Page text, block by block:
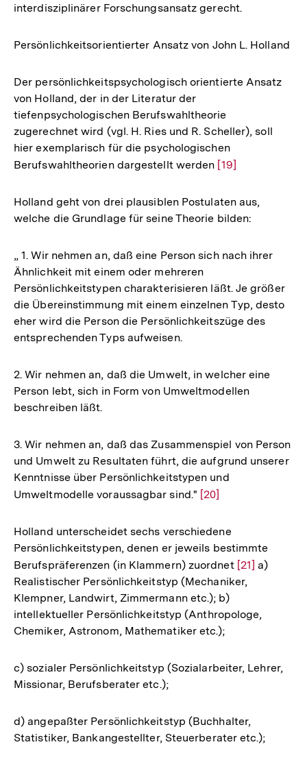
interdisziplinärer Forschungsansatz gerecht.
Persönlichkeitsorientierter Ansatz von John L. Holland
Der persönlichkeitspsychologisch orientierte Ansatz
von Holland, der in der Literatur der
tiefenpsychologischen Berufswahltheorie
zugerechnet wird (vgl. H. Ries und R. Scheller), soll
hier exemplarisch für die psychologischen
Berufswahltheorien dargestellt werden Zur
der
Fußnote
[19]
Holland geht von drei plausiblen Postulaten aus,
welche die Grundlage für seine Theorie bilden:
„ 1. Wir nehmen an, daß eine Person sich nach ihrer
Ähnlichkeit mit einem oder mehreren
Persönlichkeitstypen charakterisieren läßt. Je größer
die Übereinstimmung mit einem einzelnen Typ, desto
eher wird die Person die Persönlichkeitszüge des
entsprechenden Typs aufweisen.
2. Wir nehmen an, daß die Umwelt, in welcher eine
Person lebt, sich in Form von Umweltmodellen
beschreiben läßt.
3. Wir nehmen an, daß das Zusammenspiel von Person
und Umwelt zu Resultaten führt, die aufgrund unserer
Kenntnisse über Persönlichkeitstypen und
Umweltmodelle voraussagbar sind." Zur
der
Fußnote
[20]
Holland unterscheidet sechs verschiedene
Persönlichkeitstypen, denen er jeweils bestimmte
Berufspräferenzen (in Klammern) zuordnet Zur
Auflösung
Fußnote
[21] a)
Realistischer Persönlichkeitstyp (Mechaniker,
Klempner, Landwirt, Zimmermann etc.); b)
intellektueller Persönlichkeitstyp (Anthropologe,
Chemiker, Astronom, Mathematiker etc.);
c) sozialer Persönlichkeitstyp (Sozialarbeiter, Lehrer,
Missionar, Berufsberater etc.);
d) angepaßter Persönlichkeitstyp (Buchhalter,
Statistiker, Bankangestellter, Steuerberater etc.);